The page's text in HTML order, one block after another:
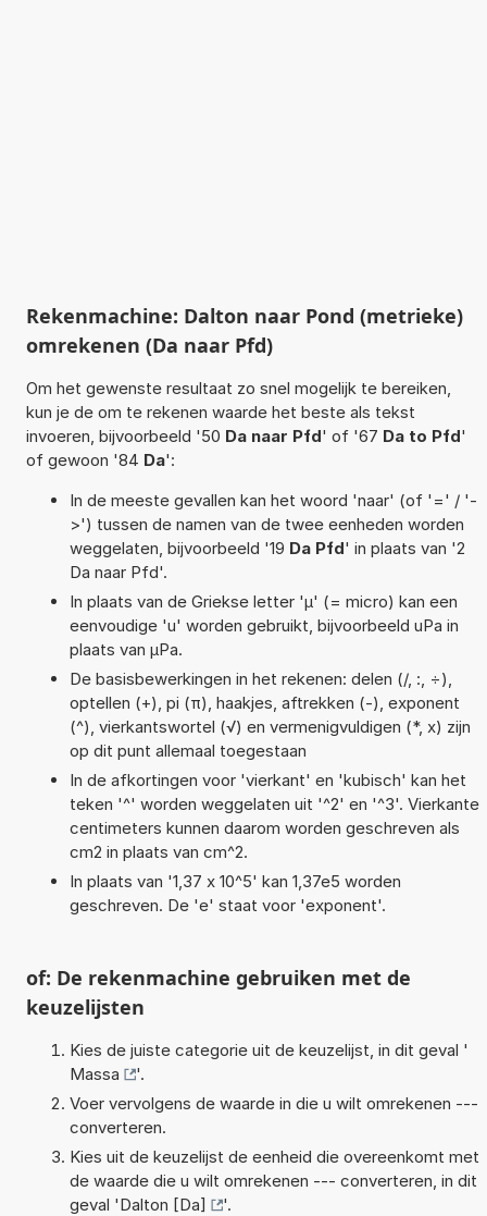
Rekenmachine: Dalton naar Pond (metrieke)
omrekenen (Da naar Pfd)
Om het gewenste resultaat zo snel mogelijk te bereiken,
kun je de om te rekenen waarde het beste als tekst
invoeren, bijvoorbeeld '50 Da naar Pfd' of '67 Da to Pfd'
of gewoon '84 Da':
In de meeste gevallen kan het woord 'naar' (of '=' / '-
>') tussen de namen van de twee eenheden worden
weggelaten, bijvoorbeeld '19 Da Pfd' in plaats van '2
Da naar Pfd'.
In plaats van de Griekse letter 'µ' (= micro) kan een
eenvoudige 'u' worden gebruikt, bijvoorbeeld uPa in
plaats van µPa.
De basisbewerkingen in het rekenen: delen (/, :, ÷),
optellen (+), pi (π), haakjes, aftrekken (-), exponent
(^), vierkantswortel (√) en vermenigvuldigen (*, x) zijn
op dit punt allemaal toegestaan
In de afkortingen voor 'vierkant' en 'kubisch' kan het
teken '^' worden weggelaten uit '^2' en '^3'. Vierkante
centimeters kunnen daarom worden geschreven als
cm2 in plaats van cm^2.
In plaats van '1,37 x 10^5' kan 1,37e5 worden
geschreven. De 'e' staat voor 'exponent'.
of: De rekenmachine gebruiken met de
keuzelijsten
Kies de juiste categorie uit de keuzelijst, in dit geval '
Massa
'.
Voer vervolgens de waarde in die u wilt omrekenen ---
converteren.
Kies uit de keuzelijst de eenheid die overeenkomt met
de waarde die u wilt omrekenen --- converteren, in dit
geval 'Dalton [Da]
'.